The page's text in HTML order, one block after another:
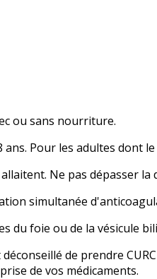
ou sans nourriture.
Pour les adultes dont
Ne pas dépasser la
simultanée
du foie ou de la vésicule
de prendre
de vos médicaments.